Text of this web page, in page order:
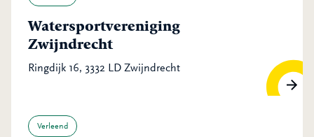
Watersportvereniging
Zwijndrecht
Ringdijk 16, 3332 LD Zwijndrecht
Verleend